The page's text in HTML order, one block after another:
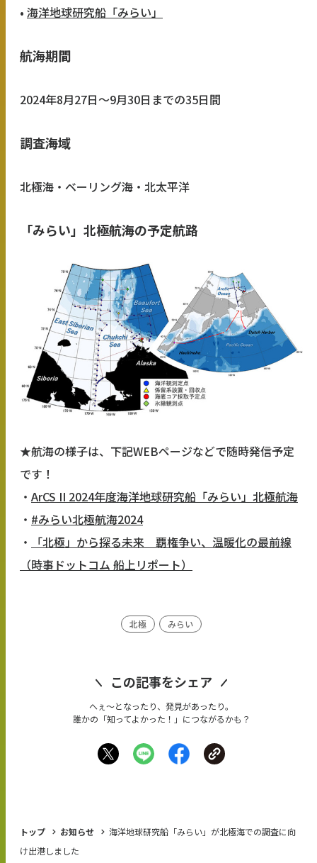
• 海洋地球研究船「みらい」
航海期間
2024年8月27日〜9月30日までの35日間
調査海域
北極海・ベーリング海・北太平洋
「みらい」北極航海の予定航路
★航海の様子は、下記WEBページなどで随時発信予定
です！
・ ArCS II 2024年度海洋地球研究船「みらい」北極航海
・ #みらい北極航海2024
・
「北極」から探る未来 覇権争い、温暖化の最前線
（時事ドットコム 船上リポート）
北極 みらい
この記事をシェア
へぇ〜となったり、発見があったり。
誰かの「知ってよかった！」につながるかも？
トップ お知らせ
海洋地球研究船「みらい」が北極海での調査に向
け出港しました